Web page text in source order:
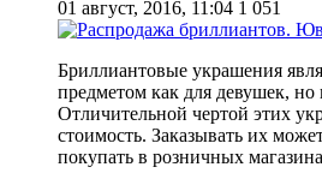
01 август, 2016, 11:04 1 051
Бриллиантовые украшения
предметом как для девушек,
Отличительной чертой этих
стоимость. Заказывать их
покупать в розничных